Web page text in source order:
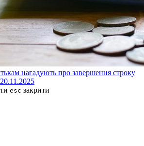
нагадують про завершення строку
esc закрити